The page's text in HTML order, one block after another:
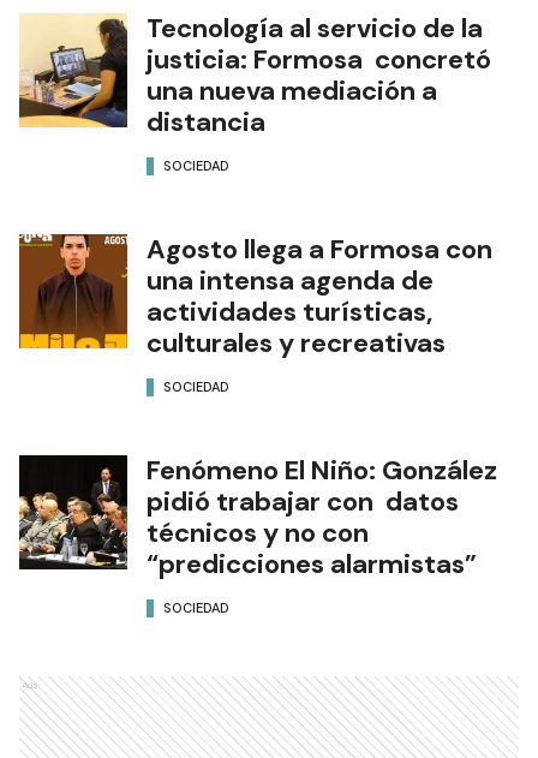
Tecnología al servicio de la
justicia: Formosa concretó
una nueva mediación a
distancia
SOCIEDAD
Agosto llega a Formosa con
una intensa agenda de
actividades turísticas,
culturales y recreativas
SOCIEDAD
Fenómeno El Niño: González
pidió trabajar con datos
técnicos y no con
“predicciones alarmistas”
SOCIEDAD
Ads